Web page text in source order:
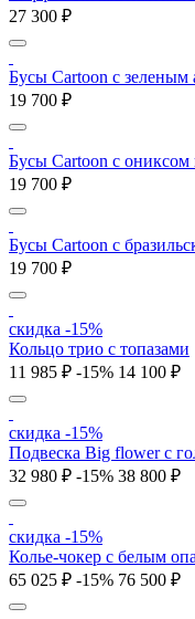
27 300 ₽
Бусы Cartoon с зеленым
19 700 ₽
Бусы Cartoon с
19 700 ₽
Бусы Cartoon с
19 700 ₽
скидка -15%
Кольцо трио с топазами
11 985 ₽ -15% 14 100 ₽
скидка -15%
Подвеска Big flower с
32 980 ₽ -15% 38 800 ₽
скидка -15%
Колье-чокер с белым
65 025 ₽ -15% 76 500 ₽